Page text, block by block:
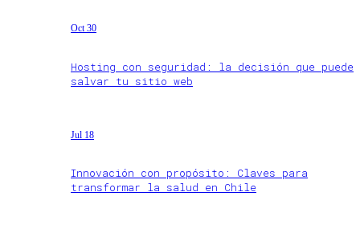
Oct 30
Hosting con seguridad: la decisión que puede
salvar tu sitio web
Jul 18
Innovación con propósito: Claves para
transformar la salud en Chile